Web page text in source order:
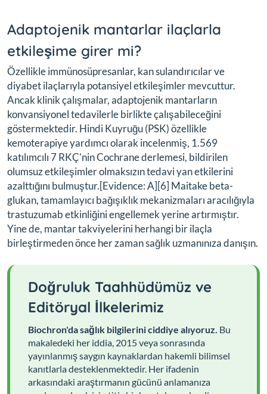
Adaptojenik mantarlar ilaçlarla
etkileşime girer mi?
Özellikle immünosüpresanlar, kan sulandırıcılar ve
diyabet ilaçlarıyla potansiyel etkileşimler mevcuttur.
Ancak klinik çalışmalar, adaptojenik mantarların
konvansiyonel tedavilerle birlikte çalışabileceğini
göstermektedir. Hindi Kuyruğu (PSK) özellikle
kemoterapiye yardımcı olarak incelenmiş, 1.569
katılımcılı 7 RKÇ'nin Cochrane derlemesi, bildirilen
olumsuz etkileşimler olmaksızın tedavi yan etkilerini
azalttığını bulmuştur.[Evidence: A][6] Maitake beta-
glukan, tamamlayıcı bağışıklık mekanizmaları aracılığıyla
trastuzumab etkinliğini engellemek yerine artırmıştır.
Yine de, mantar takviyelerini herhangi bir ilaçla
birleştirmeden önce her zaman sağlık uzmanınıza danışın.
Doğruluk Taahhüdümüz ve
Editöryal İlkelerimiz
Biochron'da sağlık bilgilerini ciddiye alıyoruz. Bu
makaledeki her iddia, 2015 veya sonrasında
yayınlanmış saygın kaynaklardan hakemli bilimsel
kanıtlarla desteklenmektedir. Her ifadenin
arkasındaki araştırmanın gücünü anlamanıza